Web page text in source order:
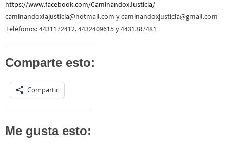
https://www.facebook.com/CaminandoxJusticia/
caminandoxlajusticia@hotmail.com y caminandoxjusticia@gmail.com
Teléfonos: 4431172412, 4432409615 y 4431387481
Comparte esto:
Compartir
Me gusta esto: